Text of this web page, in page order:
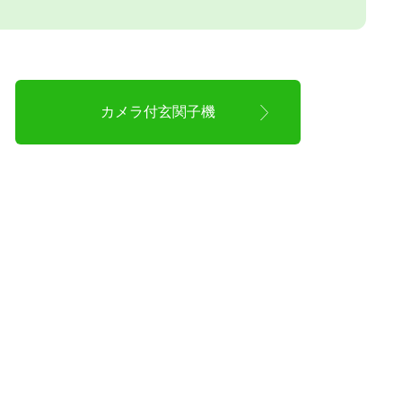
カメラ付玄関子機